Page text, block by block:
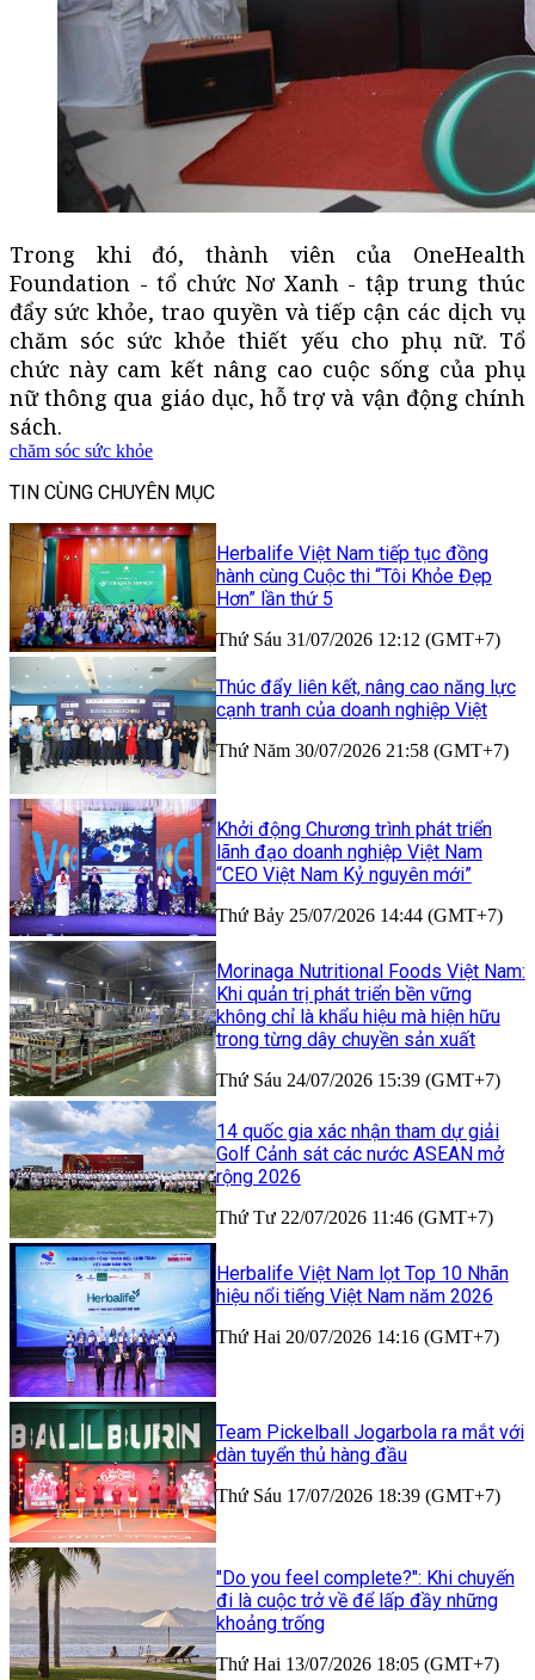
Trong khi đó, thành viên của OneHealth
Foundation - tổ chức Nơ Xanh - tập trung thúc
đẩy sức khỏe, trao quyền và tiếp cận các dịch vụ
chăm sóc sức khỏe thiết yếu cho phụ nữ. Tổ
chức này cam kết nâng cao cuộc sống của phụ
nữ thông qua giáo dục, hỗ trợ và vận động chính
sách.
chăm sóc sức khỏe
TIN CÙNG CHUYÊN MỤC
Herbalife Việt Nam tiếp tục đồng
hành cùng Cuộc thi “Tôi Khỏe Đẹp
Hơn” lần thứ 5
Thứ Sáu 31/07/2026 12:12 (GMT+7)
Thúc đẩy liên kết, nâng cao năng lực
cạnh tranh của doanh nghiệp Việt
Thứ Năm 30/07/2026 21:58 (GMT+7)
Khởi động Chương trình phát triển
lãnh đạo doanh nghiệp Việt Nam
“CEO Việt Nam Kỷ nguyên mới”
Thứ Bảy 25/07/2026 14:44 (GMT+7)
Morinaga Nutritional Foods Việt Nam:
Khi quản trị phát triển bền vững
không chỉ là khẩu hiệu mà hiện hữu
trong từng dây chuyền sản xuất
Thứ Sáu 24/07/2026 15:39 (GMT+7)
14 quốc gia xác nhận tham dự giải
Golf Cảnh sát các nước ASEAN mở
rộng 2026
Thứ Tư 22/07/2026 11:46 (GMT+7)
Herbalife Việt Nam lọt Top 10 Nhãn
hiệu nổi tiếng Việt Nam năm 2026
Thứ Hai 20/07/2026 14:16 (GMT+7)
Team Pickelball Jogarbola ra mắt với
dàn tuyển thủ hàng đầu
Thứ Sáu 17/07/2026 18:39 (GMT+7)
"Do you feel complete?": Khi chuyến
đi là cuộc trở về để lấp đầy những
khoảng trống
Thứ Hai 13/07/2026 18:05 (GMT+7)